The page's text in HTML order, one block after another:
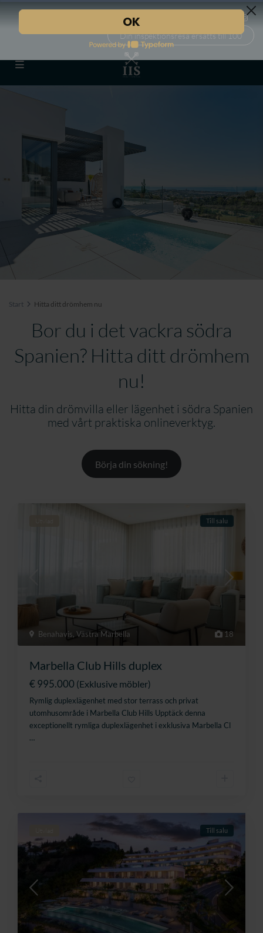
Din inspektionsresa ersätts till 100
Start Hitta ditt drömhem nu
Bor du i det vackra södra
Spanien? Hitta ditt drömhem
nu!
Hitta din drömvilla eller lägenhet i södra Spanien
med vårt praktiska onlineverktyg.
Börja din sökning!
18
Benahavis,Västra Marbella
Till salu
Marbella Club Hills duplex
€ 995.000 (Exklusive möbler)
Rymlig duplexlägenhet med stor terrass och privat
utomhusområde i Marbella Club Hills Upptäck denna
exceptionellt rymliga duplexlägenhet i exklusiva Marbella Cl
…
Till salu